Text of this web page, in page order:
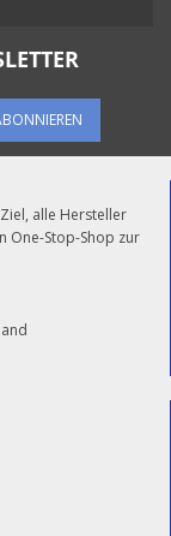
alle Hersteller
One-Stop-Shop zur